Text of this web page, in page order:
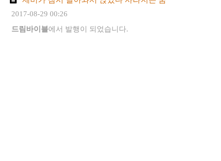
2017-08-29 00:26
드림바이블에서 발행이 되었습니다.